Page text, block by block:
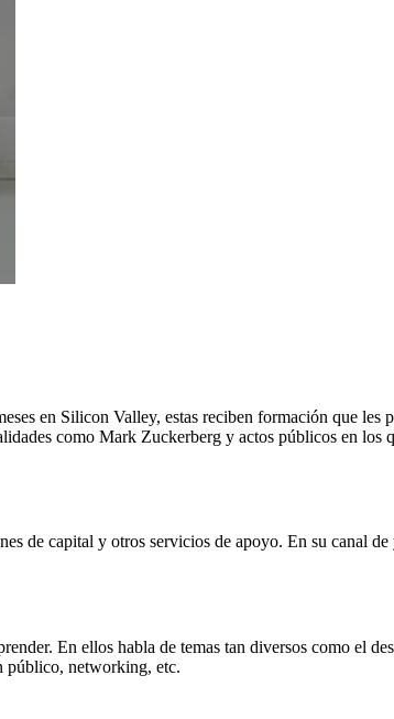
en Silicon Valley, estas reciben formación que les
como Mark Zuckerberg y actos públicos en los
de capital y otros servicios de apoyo. En su canal
En ellos habla de temas tan diversos como el
público, networking, etc.